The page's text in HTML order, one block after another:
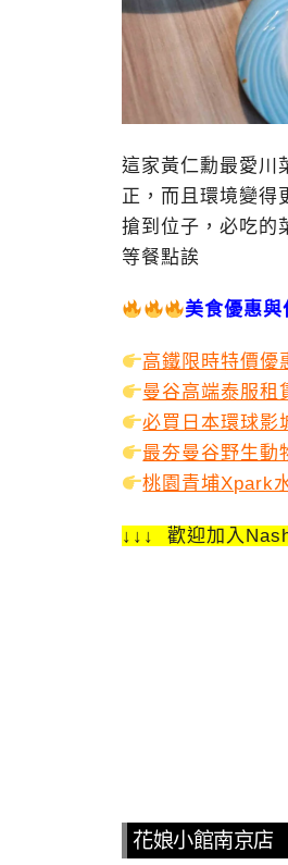
這家黃仁勳最愛川
正，而且環境變得
搶到位子，必吃的
等餐點誒
美食優惠與
高鐵限時特價優
曼谷高端泰服租
必買日本環球影
最夯曼谷野生
桃園青埔Xpark
↓↓↓ 歡迎加入
花娘小館南京店